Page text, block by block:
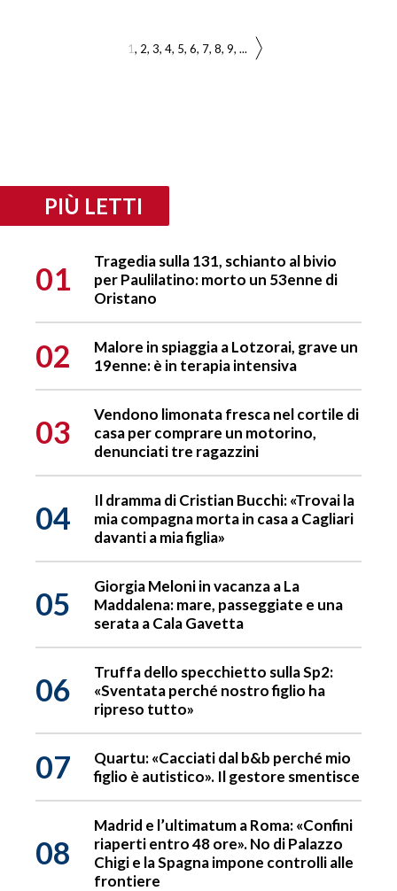
1 2 3 4 5 6 7 8 9 ...
PIÙ LETTI
01
Tragedia sulla 131, schianto al bivio
per Paulilatino: morto un 53enne di
Oristano
02
Malore in spiaggia a Lotzorai, grave un
19enne: è in terapia intensiva
03
Vendono limonata fresca nel cortile di
casa per comprare un motorino,
denunciati tre ragazzini
04
Il dramma di Cristian Bucchi: «Trovai la
mia compagna morta in casa a Cagliari
davanti a mia figlia»
05
Giorgia Meloni in vacanza a La
Maddalena: mare, passeggiate e una
serata a Cala Gavetta
06
Truffa dello specchietto sulla Sp2:
«Sventata perché nostro figlio ha
ripreso tutto»
07
Quartu: «Cacciati dal b&b perché mio
figlio è autistico». Il gestore smentisce
08
Madrid e l’ultimatum a Roma: «Confini
riaperti entro 48 ore». No di Palazzo
Chigi e la Spagna impone controlli alle
frontiere